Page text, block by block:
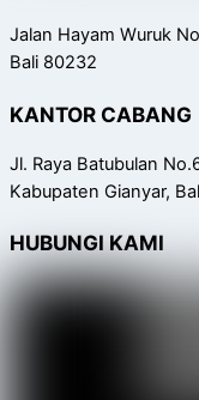
Jalan Hayam Wuruk
Bali 80232
KANTOR CABANG
Jl. Raya Batubulan
Kabupaten Gianyar,
HUBUNGI KAMI